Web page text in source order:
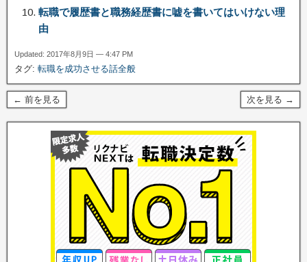
転職で履歴書と職務経歴書に嘘を書いてはいけない理
由
Updated: 2017年8月9日 — 4:47 PM
タグ: 転職を成功させる話全般
← 前を見る 次を見る →